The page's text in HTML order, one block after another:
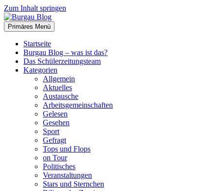
Zum Inhalt springen
Burgau Blog
…von Schülern für Schüler!
Primäres Menü
Startseite
Burgau Blog – was ist das?
Das Schülerzeitungsteam
Kategorien
Allgemein
Aktuelles
Austausche
Arbeitsgemeinschaften
Gelesen
Gesehen
Sport
Gefragt
Tops und Flops
on Tour
Politisches
Veranstaltungen
Stars und Sternchen